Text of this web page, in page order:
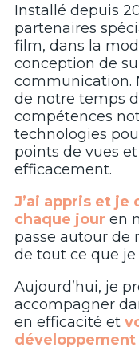
Installé depuis
partenaires
film, dans la
conception de
communication.
de notre temps
compétences
technologies
points de vues
efficacement.
J’ai appris et je
chaque jour en
passe autour de
de tout ce que je
Aujourd’hui, je
accompagner
en efficacité et